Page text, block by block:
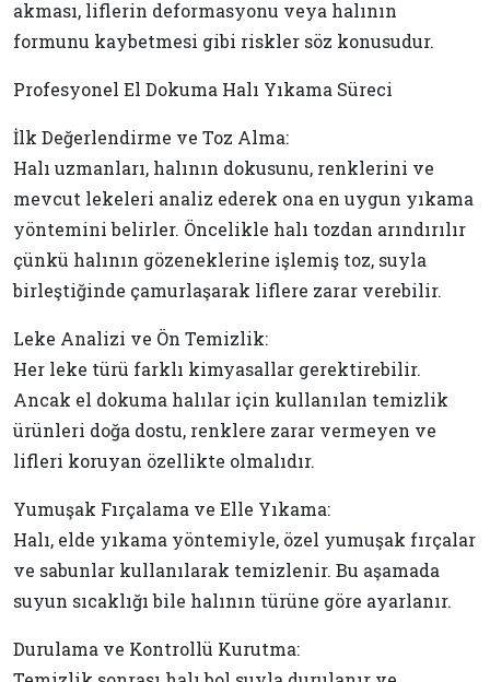
akması, liflerin deformasyonu veya halının
formunu kaybetmesi gibi riskler söz konusudur.
Profesyonel El Dokuma Halı Yıkama Süreci
İlk Değerlendirme ve Toz Alma:
Halı uzmanları, halının dokusunu, renklerini ve
mevcut lekeleri analiz ederek ona en uygun yıkama
yöntemini belirler. Öncelikle halı tozdan arındırılır
çünkü halının gözeneklerine işlemiş toz, suyla
birleştiğinde çamurlaşarak liflere zarar verebilir.
Leke Analizi ve Ön Temizlik:
Her leke türü farklı kimyasallar gerektirebilir.
Ancak el dokuma halılar için kullanılan temizlik
ürünleri doğa dostu, renklere zarar vermeyen ve
lifleri koruyan özellikte olmalıdır.
Yumuşak Fırçalama ve Elle Yıkama:
Halı, elde yıkama yöntemiyle, özel yumuşak fırçalar
ve sabunlar kullanılarak temizlenir. Bu aşamada
suyun sıcaklığı bile halının türüne göre ayarlanır.
Durulama ve Kontrollü Kurutma: